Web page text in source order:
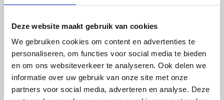
Deze website maakt gebruik van cookies
We gebruiken cookies om content en advertenties te
personaliseren, om functies voor social media te bieden
en om ons websiteverkeer te analyseren. Ook delen we
informatie over uw gebruik van onze site met onze
partners voor social media, adverteren en analyse. Deze
Tip 1:
Schrijf een duidelijke introductie en geef de volgende
informatie mee:
Ben je student, werkachtig of werkzoekend